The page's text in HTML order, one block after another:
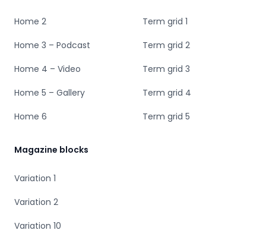
Home 2
Home 3 – Podcast
Home 4 – Video
Home 5 – Gallery
Home 6
Term grid 1
Term grid 2
Term grid 3
Term grid 4
Term grid 5
Magazine blocks
Variation 1
Variation 2
Variation 10